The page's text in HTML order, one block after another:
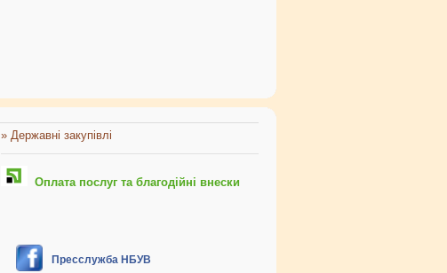
» Державні закупівлі
Оплата послуг та благодійні внески
Пресслужба НБУВ